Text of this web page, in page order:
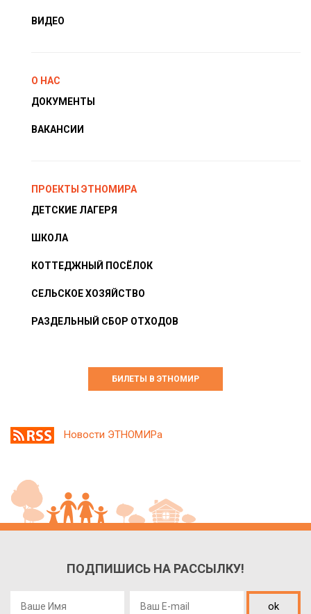
ВИДЕО
О НАС
ДОКУМЕНТЫ
ВАКАНСИИ
ПРОЕКТЫ ЭТНОМИРА
ДЕТСКИЕ ЛАГЕРЯ
ШКОЛА
КОТТЕДЖНЫЙ ПОСЁЛОК
СЕЛЬСКОЕ ХОЗЯЙСТВО
РАЗДЕЛЬНЫЙ СБОР ОТХОДОВ
БИЛЕТЫ В ЭТНОМИР
Новости ЭТНОМИРа
ПОДПИШИСЬ НА РАССЫЛКУ!
ok